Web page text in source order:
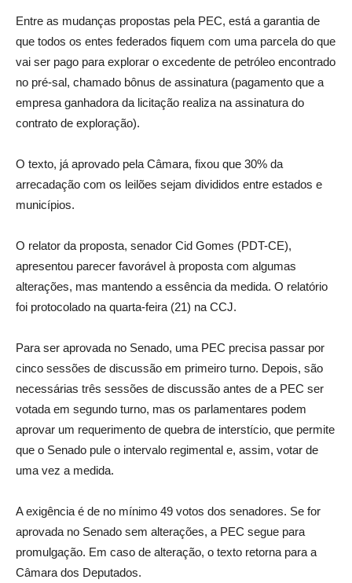
Entre as mudanças propostas pela PEC, está a garantia de
que todos os entes federados fiquem com uma parcela do que
vai ser pago para explorar o excedente de petróleo encontrado
no pré-sal, chamado bônus de assinatura (pagamento que a
empresa ganhadora da licitação realiza na assinatura do
contrato de exploração).
O texto, já aprovado pela Câmara, fixou que 30% da
arrecadação com os leilões sejam divididos entre estados e
municípios.
O relator da proposta, senador Cid Gomes (PDT-CE),
apresentou parecer favorável à proposta com algumas
alterações, mas mantendo a essência da medida. O relatório
foi protocolado na quarta-feira (21) na CCJ.
Para ser aprovada no Senado, uma PEC precisa passar por
cinco sessões de discussão em primeiro turno. Depois, são
necessárias três sessões de discussão antes de a PEC ser
votada em segundo turno, mas os parlamentares podem
aprovar um requerimento de quebra de interstício, que permite
que o Senado pule o intervalo regimental e, assim, votar de
uma vez a medida.
A exigência é de no mínimo 49 votos dos senadores. Se for
aprovada no Senado sem alterações, a PEC segue para
promulgação. Em caso de alteração, o texto retorna para a
Câmara dos Deputados.